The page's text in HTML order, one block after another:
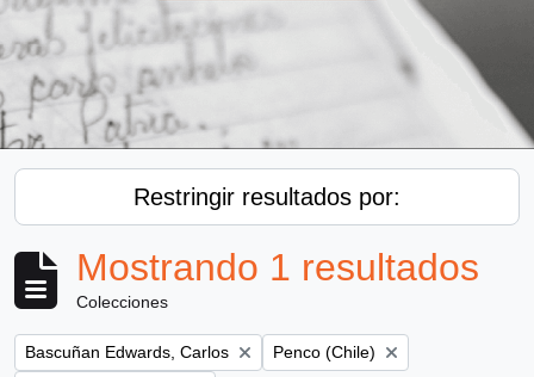
Restringir resultados por:
Mostrando 1 resultados
Colecciones
Remove filter:
Bascuñan Edwards, Carlos Remove filter:
Penco (Chile)